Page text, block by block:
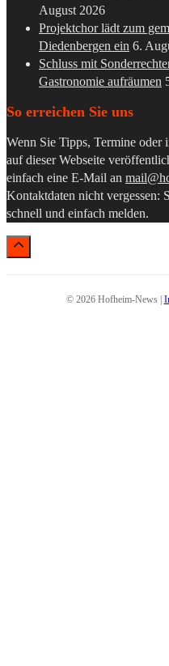
August 2026
Projektchor lädt zum
Diedenbergen ein 6.
Schluss mit
Gastronomie aufräumen
So erreichen Sie uns
Wenn Sie Tipps, Termine oder
auf dieser Webseite
einfach eine E-Mail an
Kontaktdaten nicht vergessen:
schnell und einfach melden.
© 2026 Hofheim-News |